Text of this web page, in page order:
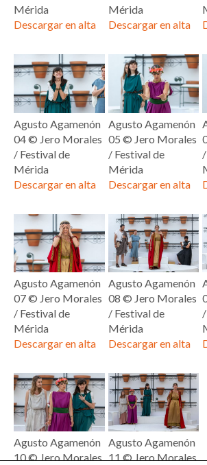
Mérida
Descargar en alta
Mérida
Descargar en alta
Agusto Agamenón
04 © Jero Morales
/ Festival de
Mérida
Descargar en alta
Agusto Agamenón
05 © Jero Morales
/ Festival de
Mérida
Descargar en alta
Agusto Agamenón
07 © Jero Morales
/ Festival de
Mérida
Descargar en alta
Agusto Agamenón
08 © Jero Morales
/ Festival de
Mérida
Descargar en alta
Agusto Agamenón
10 © Jero Morales
Agusto Agamenón
11 © Jero Morales